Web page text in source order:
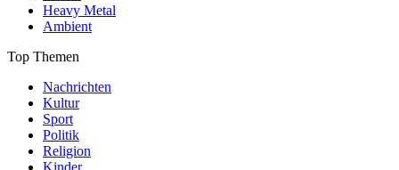
Heavy Metal
Ambient
Top Themen
Nachrichten
Kultur
Sport
Politik
Religion